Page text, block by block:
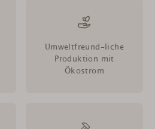
Umweltfreund-liche
Produktion mit
Ökostrom